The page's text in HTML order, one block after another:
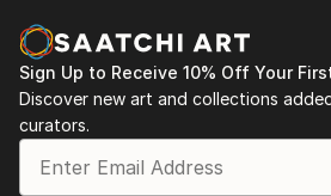
Sign Up to Receive 10% Off Your
Discover new art and collections
curators.